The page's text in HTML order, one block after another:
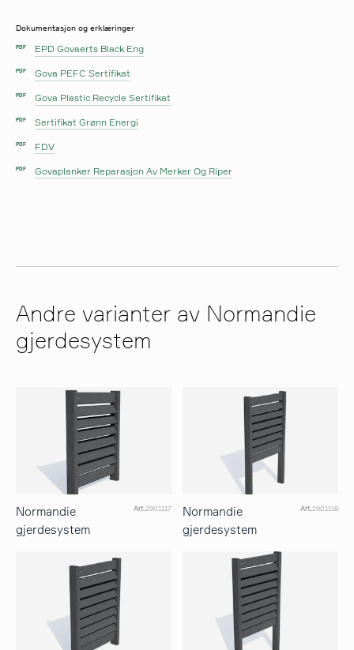
Dokumentasjon og erklæringer
PDF EPD Govaerts Black Eng
PDF Gova PEFC Sertifikat
PDF Gova Plastic Recycle Sertifikat
PDF Sertifikat Grønn Energi
PDF FDV
PDF Govaplanker Reparasjon Av Merker Og Riper
Andre varianter av Normandie
gjerdesystem
Normandie
gjerdesystem
Art.2901117
Normandie
gjerdesystem
Art.2901118